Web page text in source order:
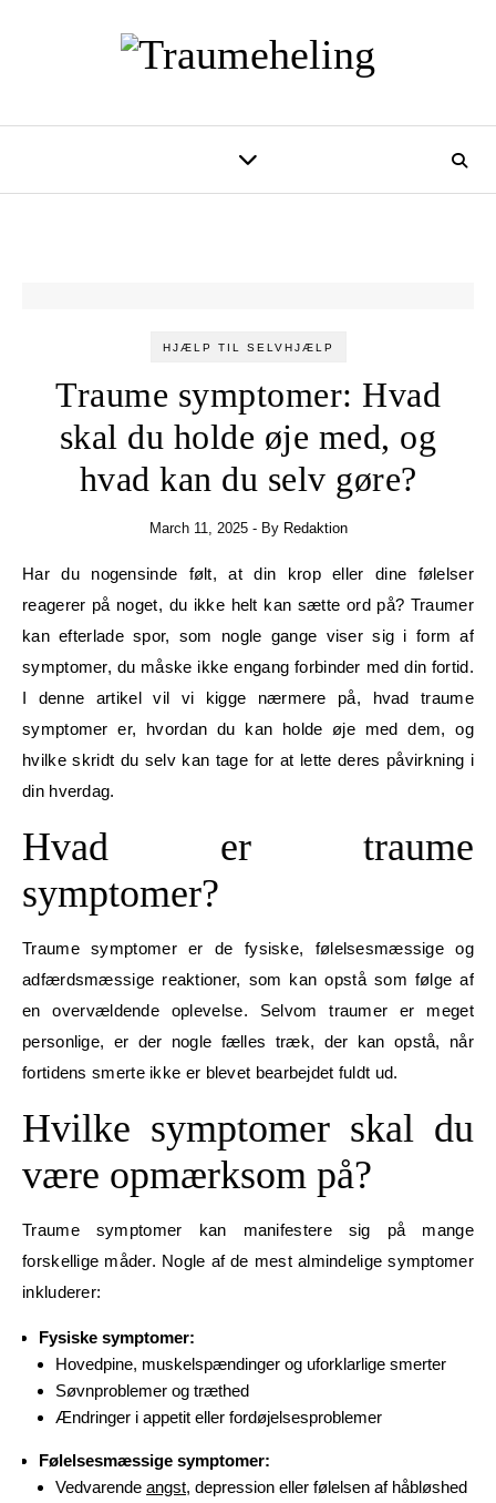
HJÆLP TIL SELVHJÆLP
Traume symptomer: Hvad
skal du holde øje med, og
hvad kan du selv gøre?
March 11, 2025 - By Redaktion
Har du nogensinde følt, at din krop eller dine følelser
reagerer på noget, du ikke helt kan sætte ord på? Traumer
kan efterlade spor, som nogle gange viser sig i form af
symptomer, du måske ikke engang forbinder med din fortid.
I denne artikel vil vi kigge nærmere på, hvad traume
symptomer er, hvordan du kan holde øje med dem, og
hvilke skridt du selv kan tage for at lette deres påvirkning i
din hverdag.
Hvad er traume
symptomer?
Traume symptomer er de fysiske, følelsesmæssige og
adfærdsmæssige reaktioner, som kan opstå som følge af
en overvældende oplevelse. Selvom traumer er meget
personlige, er der nogle fælles træk, der kan opstå, når
fortidens smerte ikke er blevet bearbejdet fuldt ud.
Hvilke symptomer skal du
være opmærksom på?
Traume symptomer kan manifestere sig på mange
forskellige måder. Nogle af de mest almindelige symptomer
inkluderer:
Fysiske symptomer:
Hovedpine, muskelspændinger og uforklarlige smerter
Søvnproblemer og træthed
Ændringer i appetit eller fordøjelsesproblemer
Følelsesmæssige symptomer:
Vedvarende angst, depression eller følelsen af håbløshed